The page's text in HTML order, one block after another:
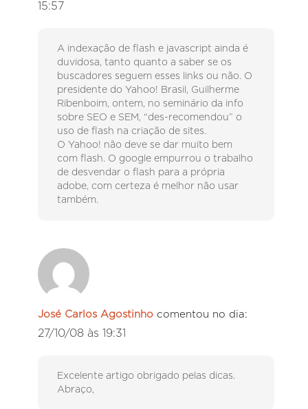
15:57
A indexação de flash e javascript ainda é
duvidosa, tanto quanto a saber se os
buscadores seguem esses links ou não. O
presidente do Yahoo! Brasil, Guilherme
Ribenboim, ontem, no seminário da info
sobre SEO e SEM, “des-recomendou” o
uso de flash na criação de sites.
O Yahoo! não deve se dar muito bem
com flash. O google empurrou o trabalho
de desvendar o flash para a própria
adobe, com certeza é melhor não usar
também.
José Carlos Agostinho comentou no dia:
27/10/08 às 19:31
Excelente artigo obrigado pelas dicas.
Abraço,